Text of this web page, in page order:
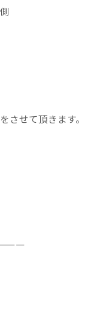
させて頂きます。